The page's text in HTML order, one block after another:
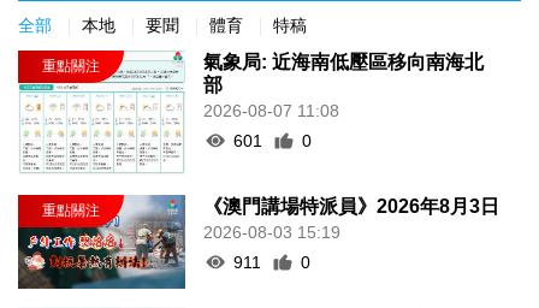
全部 本地 要聞 體育 特稿
氣象局: 近海南低壓區移向南海北
部
2026-08-07 11:08
601
0
《澳門講場特派員》2026年8月3日
2026-08-03 15:19
911
0